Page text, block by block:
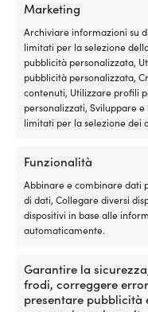
Marketing
Archiviare informazioni su
limitati per la selezione
pubblicità personalizzata,
pubblicità personalizzata,
contenuti, Utilizzare profili
personalizzati, Sviluppare
limitati per la selezione dei
Funzionalità
Abbinare e combinare dati
di dati, Collegare diversi
dispositivi in base alle
automaticamente.
Garantire la
frodi, correggere
presentare pubblicità
cm, bianco
P. cons. 46,82€Il
era:
46,82
43,78
IVA incl.
22 DISPONIBILI
Parabordo Castro A-1HD,